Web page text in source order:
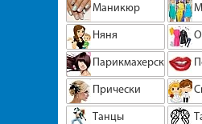
Маникюр
Няня
Парикмахерская
Прически
Танцы